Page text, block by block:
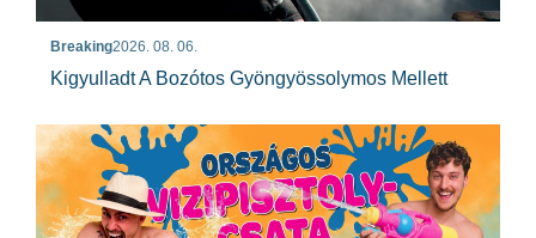
Breaking2026. 08. 06.
Kigyulladt A Bozótos Gyöngyössolymos Mellett